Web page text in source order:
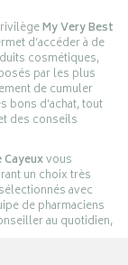
My Very Best
d’accéder à de
cosmétiques,
par les plus
de cumuler
bons d’achat, tout
des conseils
vous
un choix très
avec
de pharmaciens
au quotidien,